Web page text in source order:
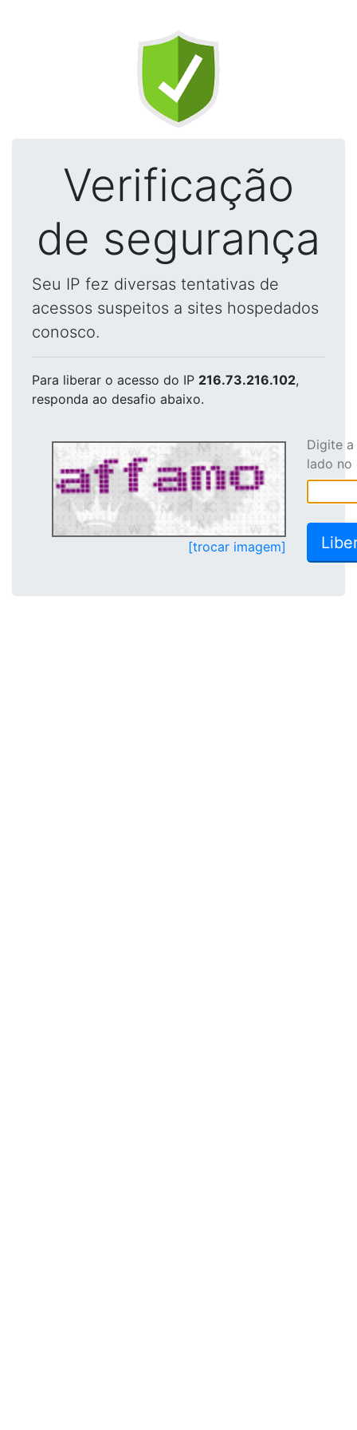
Verificação
de segurança
Seu IP fez diversas tentativas de
acessos suspeitos a sites hospedados
conosco.
Para liberar o acesso do IP 216.73.216.102,
responda ao desafio abaixo.
[trocar imagem]
Digite
lado no